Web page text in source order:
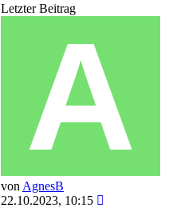
Letzter Beitrag
von AgnesB
22.10.2023, 10:15